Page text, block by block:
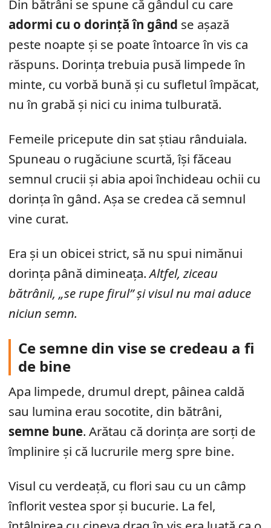
Din bătrâni se spune că gândul cu care
adormi cu o dorință în gând se așază
peste noapte și se poate întoarce în vis ca
răspuns. Dorința trebuia pusă limpede în
minte, cu vorbă bună și cu sufletul împăcat,
nu în grabă și nici cu inima tulburată.
Femeile pricepute din sat știau rânduiala.
Spuneau o rugăciune scurtă, își făceau
semnul crucii și abia apoi închideau ochii cu
dorința în gând. Așa se credea că semnul
vine curat.
Era și un obicei strict, să nu spui nimănui
dorința până dimineața.Altfel, ziceau
bătrânii, „se rupe firul” și visul nu mai aduce
niciun semn.
Ce semne din vise se credeau a fi
de bine
Apa limpede, drumul drept, pâinea caldă
sau lumina erau socotite, din bătrâni,
semne bune. Arătau că dorința are sorți de
împlinire și că lucrurile merg spre bine.
Visul cu verdeață, cu flori sau cu un câmp
înflorit vestea spor și bucurie. La fel,